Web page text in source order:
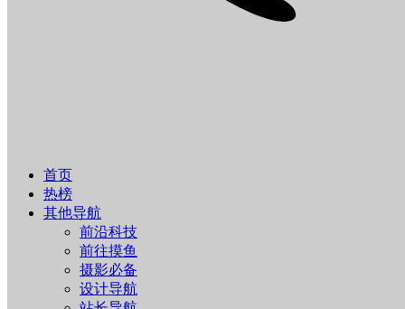
首页
热榜
其他导航
前沿科技
前往摸鱼
摄影必备
设计导航